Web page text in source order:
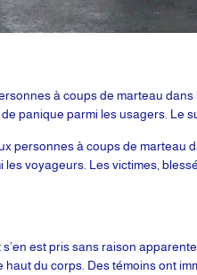
à coups de marteau
panique parmi les usagers. Le
personnes à coups de
voyageurs. Les victimes,
est pris sans raison
du corps. Des témoins ont